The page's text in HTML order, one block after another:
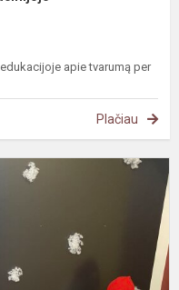
apie tvarumą per
Plačiau